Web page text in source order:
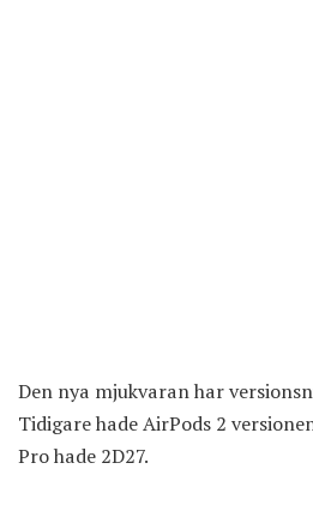
Den nya mjukvaran har
Tidigare hade AirPods 2
Pro hade 2D27.